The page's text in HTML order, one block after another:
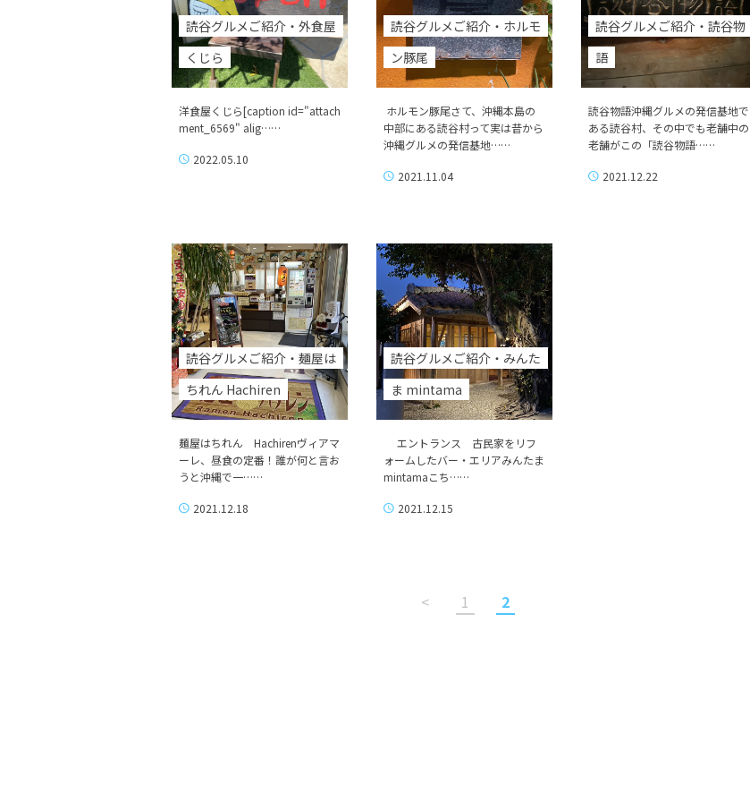
読谷グルメご紹介・外食屋
くじら
洋食屋くじら[caption id="attach
ment_6569" alig……
2022.05.10
読谷グルメご紹介・ホルモ
ン豚尾
ホルモン豚尾さて、沖縄本島の
中部にある読谷村って実は昔から
沖縄グルメの発信基地……
2021.11.04
読谷グルメご紹介・読谷物
語
読谷物語沖縄グルメの発信基地で
ある読谷村、その中でも老舗中の
老舗がこの「読谷物語……
2021.12.22
読谷グルメご紹介・麺屋は
ちれん Hachiren
麺屋はちれん Hachirenヴィアマ
ーレ、昼食の定番！誰が何と言お
うと沖縄で一……
2021.12.18
読谷グルメご紹介・みんた
ま mintama
エントランス 古民家をリフ
ォームしたバー・エリアみんたま
mintamaこち……
2021.12.15
< 1 2